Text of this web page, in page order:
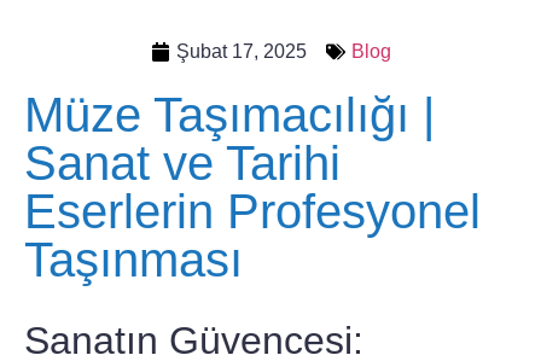
Şubat 17, 2025 Blog
Müze Taşımacılığı |
Sanat ve Tarihi
Eserlerin Profesyonel
Taşınması
Sanatın Güvencesi: